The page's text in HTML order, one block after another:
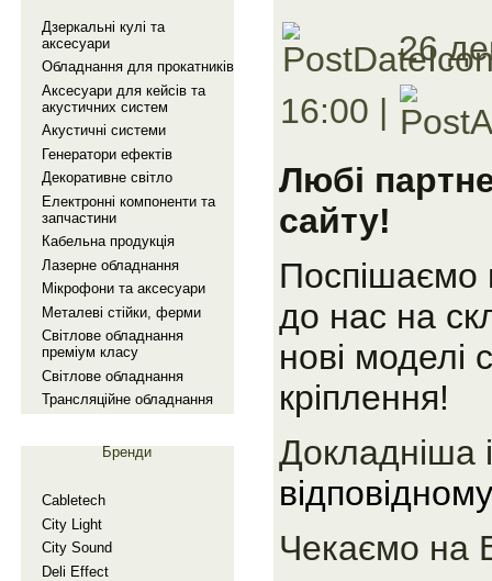
Дзеркальнi кулi та
аксесуари
Обладнання для прокатникiв
Аксесуари для кейсiв та
акустичних систем
Акустичнi системи
Генератори ефектiв
Декоративне свiтло
Електроннi компоненти та
запчастини
Кабельна продукцiя
Лазерне обладнання
Мiкрофони та аксесуари
Металевi стiйки, ферми
Свiтлове обладнання
премiум класу
Свiтлове обладнання
Трансляцiйне обладнання
Бренди
Cabletech
City Light
City Sound
Deli Effect
26
16:00 |
Любі
сайту!
Поспішаємо
до нас на
нові моделі
кріплення!
Докладніша
Чекаємо на